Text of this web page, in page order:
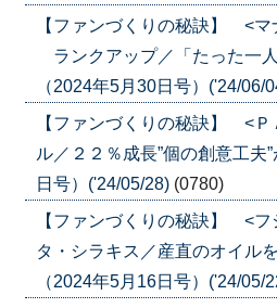
【ファンづくりの秘訣】 <マ
ランクアップ／「たった一人
（2024年5月30日号）('24/06/
【ファンづくりの秘訣】 <
ル／２２％成長”個の創意工夫
日号）('24/05/28) (0780)
【ファンづくりの秘訣】 <
タ・シラキス／産直のオイル
（2024年5月16日号）('24/05/